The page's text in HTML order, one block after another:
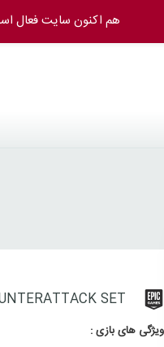
SET
ویژگی های بازی :
هم اکنون سایت فعال